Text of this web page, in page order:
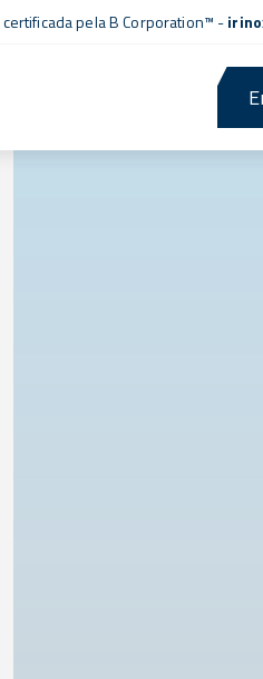
certificada pela B Corporation™ -